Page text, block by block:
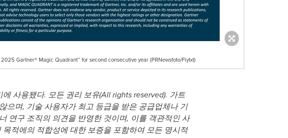
Gartner® Magic Quadrant™ for second consecutive year (PRNewsfoto/Flytxt)
사용됐다. 모든 권리 보유(All rights reserved). 가트
으며, 기술 사용자가 최고 등급을 받은 공급업체나 기
연구 조직의 의견을 반영한 것이며, 이를 객관적인 사
적에의 적합성에 대한 보증을 포함하여 모든 명시적